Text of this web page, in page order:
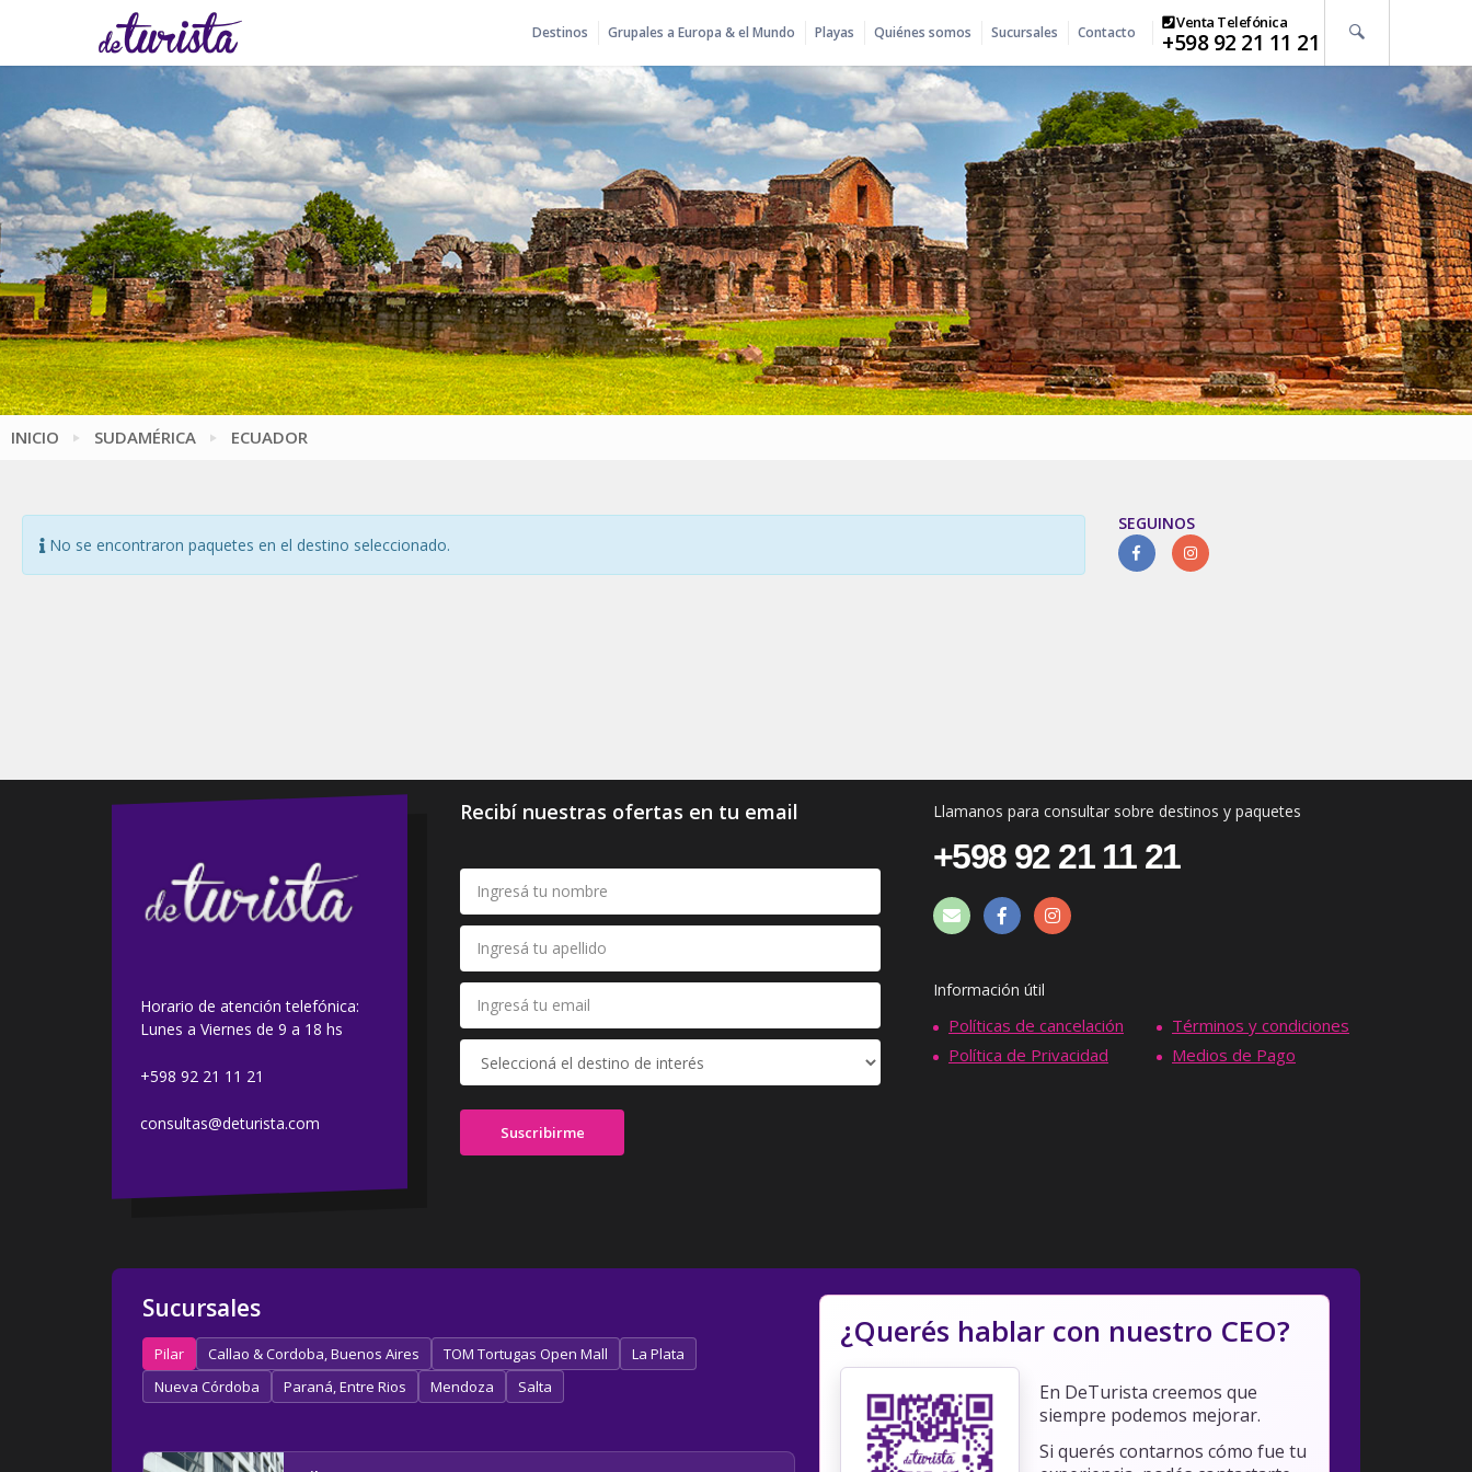
Destinos Grupales a Europa & el Mundo Playas Quiénes somos Sucursales Contacto
Venta Telefónica
+598 92 21 11 21
INICIO SUDAMÉRICA ECUADOR
No se encontraron paquetes en el destino seleccionado.
SEGUINOS
Horario de atención telefónica:
Lunes a Viernes de 9 a 18 hs
+598 92 21 11 21
consultas@deturista.com
Recibí nuestras ofertas en tu email Llamanos para consultar sobre destinos y paquetes
+598 92 21 11 21
Información útil
Políticas de cancelación
Términos y condiciones
Política de Privacidad
Medios de Pago
Sucursales
Pilar Callao & Cordoba, Buenos Aires TOM Tortugas Open Mall
La Plata
Nueva Córdoba
Paraná, Entre Rios Mendoza Salta
¿Querés hablar con nuestro CEO?
En DeTurista creemos que
siempre podemos mejorar.
Si querés contarnos cómo fue tu